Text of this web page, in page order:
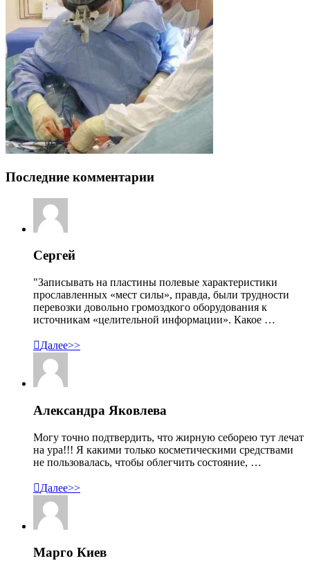
Последние комментарии
Сергей
"Записывать на пластины полевые характеристики
прославленных «мест силы», правда, были трудности
перевозки довольно громоздкого оборудования к
источникам «целительной информации». Какое …
Далее>>
Александра Яковлева
Могу точно подтвердить, что жирную себорею тут лечат
на ура!!! Я какими только косметическими средствами
не пользовалась, чтобы облегчить состояние, …
Далее>>
Марго Киев